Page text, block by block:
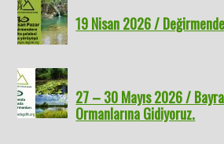
19 Nisan 2026 /
27 – 30 Mayıs 2026 /
Ormanlarına Gidiyoruz.